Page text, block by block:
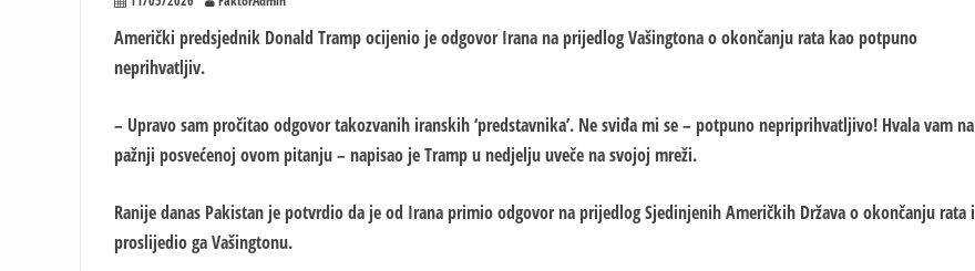
Američki predsjednik Donald Tramp ocijenio je odgovor Irana na prijedlog Vašingtona o okončanju rata kao potpuno
neprihvatljiv.
– Upravo sam pročitao odgovor takozvanih iranskih ‘predstavnika’. Ne sviđa mi se – potpuno nepriprihvatljivo! Hvala vam na
pažnji posvećenoj ovom pitanju – napisao je Tramp u nedjelju uveče na svojoj mreži.
Ranije danas Pakistan je potvrdio da je od Irana primio odgovor na prijedlog Sjedinjenih Američkih Država o okončanju rata i
proslijedio ga Vašingtonu.